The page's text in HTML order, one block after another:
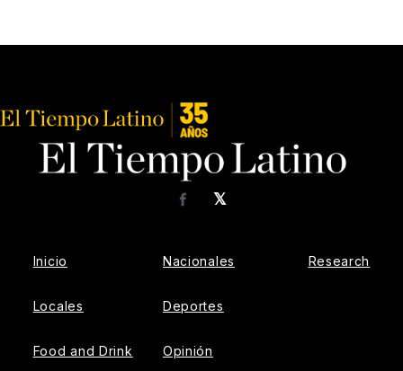
𝕏
Facebook
Inicio
Locales
Food and Drink
Nacionales
Deportes
Opinión
Research